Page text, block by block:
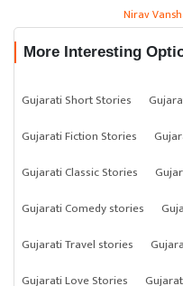
Nirav
More Interesting
Gujarati Short Stories
Gujarati Fiction Stories
Gujarati Classic Stories
Gujarati Comedy stories
Gujarati Travel stories
Gujarati Love Stories